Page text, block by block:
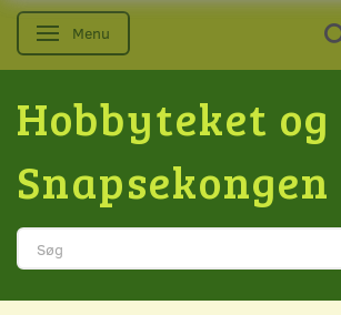
Skifte navigation
Menu
Hobbyteket og
Snapsekongen